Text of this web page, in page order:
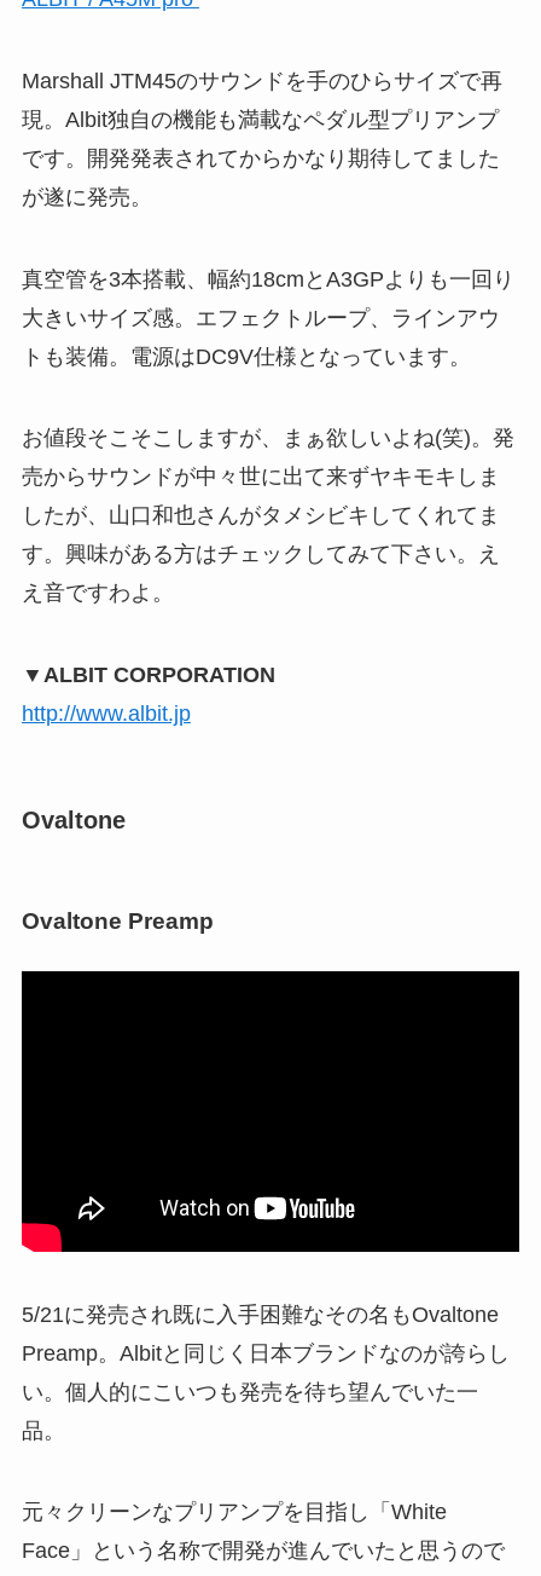
Marshall JTM45のサウンドを手のひらサイズで再
現。Albit独自の機能も満載なペダル型プリアンプ
です。開発発表されてからかなり期待してました
が遂に発売。
真空管を3本搭載、幅約18cmとA3GPよりも一回り
大きいサイズ感。エフェクトループ、ラインアウ
トも装備。電源はDC9V仕様となっています。
お値段そこそこしますが、まぁ欲しいよね(笑)。発
売からサウンドが中々世に出て来ずヤキモキしま
したが、山口和也さんがタメシビキしてくれてま
す。興味がある方はチェックしてみて下さい。え
え音ですわよ。
▼ALBIT CORPORATION
http://www.albit.jp
Ovaltone
Ovaltone Preamp
5/21に発売され既に入手困難なその名もOvaltone
Preamp。Albitと同じく日本ブランドなのが誇らし
い。個人的にこいつも発売を待ち望んでいた一
品。
元々クリーンなプリアンプを目指し「White
Face」という名称で開発が進んでいたと思うので